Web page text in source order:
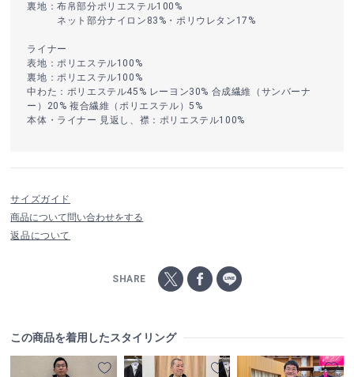
裏地：布帛部分ポリエステル100%
ネット部分ナイロン83%・ポリウレタン17%
ライナー
表地：ポリエステル100%
裏地：ポリエステル100%
中わた：ポリエステル45% レーヨン30% 合成繊維（サンバーナ
ー）20% 複合繊維（ポリエステル）5%
本体・ライナー 見返し、襟：ポリエステル100%
サイズガイド
商品について問い合わせをする
返品について
SHARE
この商品を着用したスタイリング